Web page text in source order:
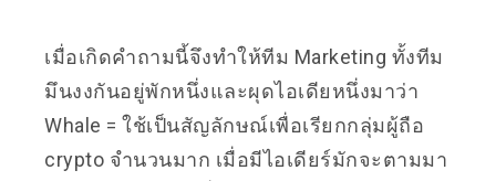
เมื่อเกิดคำถามนี้จึงทำให้ทีม Marketing ทั้งทีม
มึนงงกันอยู่พักหนึ่งและผุดไอเดียหนึ่งมาว่า
Whale = ใช้เป็นสัญลักษณ์เพื่อเรียกกลุ่มผู้ถือ
crypto จำนวนมาก เมื่อมีไอเดียร์มักจะตามมา